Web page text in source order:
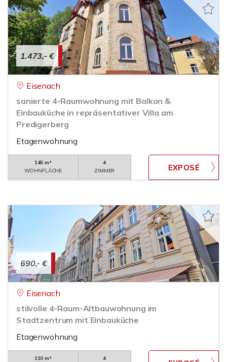
1.473,- €
Eisenach
sanierte 4-Raumwohnung mit Balkon &
Einbauküche in repräsentativer Villa am
Predigerberg
Etagenwohnung
145 m²
WOHNFLÄCHE
4
ZIMMER
690,- €
Eisenach
stilvolle 4-Raum-Altbauwohnung im
Stadtzentrum mit Einbauküche
Etagenwohnung
110 m²
4